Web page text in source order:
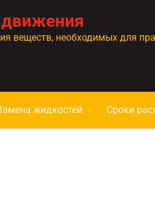
веществ, необходимых для
жидкостей Сроки